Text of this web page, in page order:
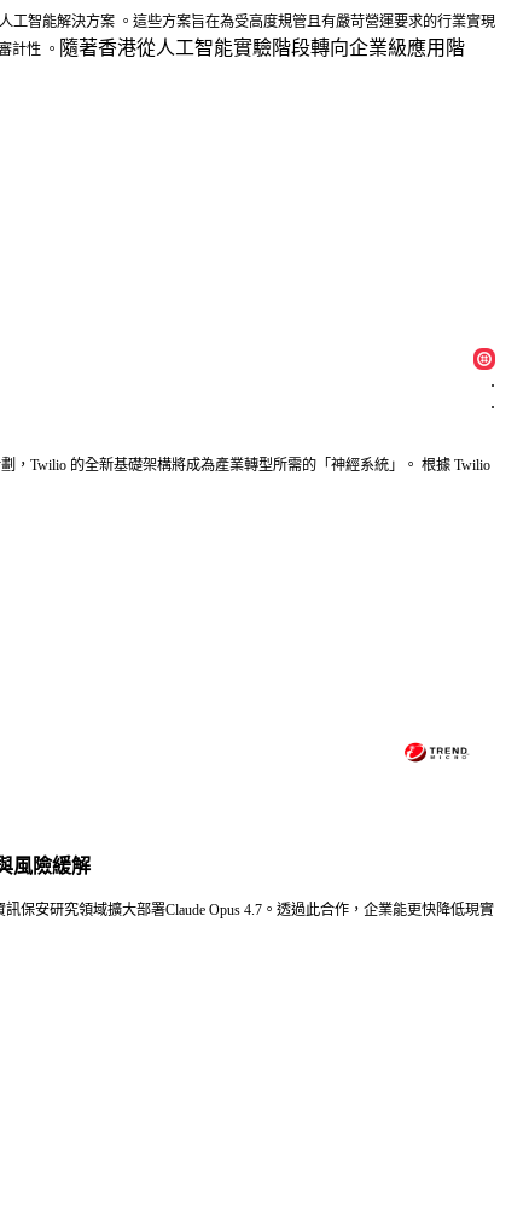
智能解決方案 。這些方案旨在為受高度規管且有嚴苛營運要求的行業實現
計性 。 隨著香港從人工智能實驗階段轉向企業級應用階
.
.
，Twilio 的全新基礎架構將成為產業轉型所需的「神經系統」。 根據 Twilio
風險緩解
安研究領域擴大部署Claude Opus 4.7。透過此合作，企業能更快降低現實